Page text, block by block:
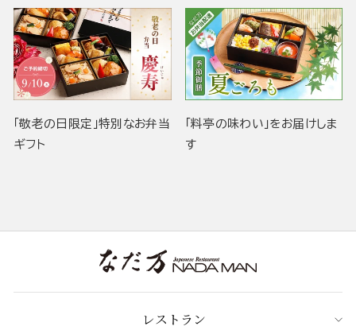
「敬老の日限定」特別なお弁当
ギフト
「料亭の味わい」をお届けしま
す
レストラン